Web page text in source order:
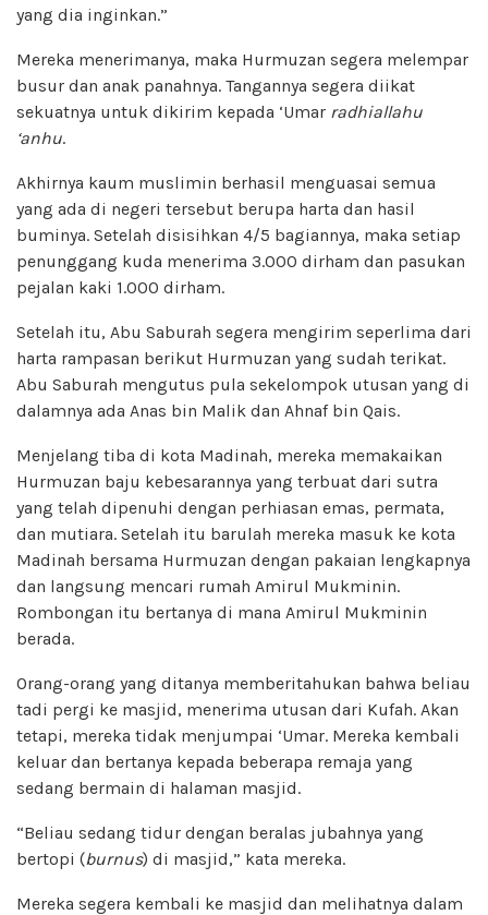
yang dia inginkan.”
Mereka menerimanya, maka Hurmuzan segera melempar
busur dan anak panahnya. Tangannya segera diikat
sekuatnya untuk dikirim kepada ‘Umar radhiallahu
‘anhu.
Akhirnya kaum muslimin berhasil menguasai semua
yang ada di negeri tersebut berupa harta dan hasil
buminya. Setelah disisihkan 4/5 bagiannya, maka setiap
penunggang kuda menerima 3.000 dirham dan pasukan
pejalan kaki 1.000 dirham.
Setelah itu, Abu Saburah segera mengirim seperlima dari
harta rampasan berikut Hurmuzan yang sudah terikat.
Abu Saburah mengutus pula sekelompok utusan yang di
dalamnya ada Anas bin Malik dan Ahnaf bin Qais.
Menjelang tiba di kota Madinah, mereka memakaikan
Hurmuzan baju kebesarannya yang terbuat dari sutra
yang telah dipenuhi dengan perhiasan emas, permata,
dan mutiara. Setelah itu barulah mereka masuk ke kota
Madinah bersama Hurmuzan dengan pakaian lengkapnya
dan langsung mencari rumah Amirul Mukminin.
Rombongan itu bertanya di mana Amirul Mukminin
berada.
Orang-orang yang ditanya memberitahukan bahwa beliau
tadi pergi ke masjid, menerima utusan dari Kufah. Akan
tetapi, mereka tidak menjumpai ‘Umar. Mereka kembali
keluar dan bertanya kepada beberapa remaja yang
sedang bermain di halaman masjid.
“Beliau sedang tidur dengan beralas jubahnya yang
bertopi (burnus) di masjid,” kata mereka.
Mereka segera kembali ke masjid dan melihatnya dalam